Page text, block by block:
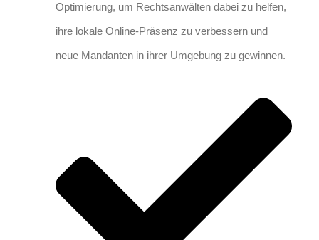
Optimierung, um Rechtsanwälten dabei zu helfen,
ihre lokale Online-Präsenz zu verbessern und
neue Mandanten in ihrer Umgebung zu gewinnen.